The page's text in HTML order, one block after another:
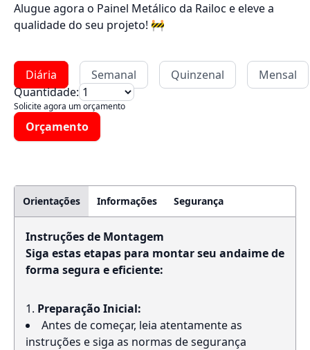
Alugue agora o Painel Metálico da Railoc e eleve a
qualidade do seu projeto! 🚧
Diária Semanal Quinzenal
Mensal
Quantidade:
Solicite agora um orçamento
Orçamento
Orientações Informações Segurança
Instruções de Montagem
Siga estas etapas para montar seu andaime de
forma segura e eficiente:
Preparação Inicial:
Antes de começar, leia atentamente as
instruções e siga as normas de segurança